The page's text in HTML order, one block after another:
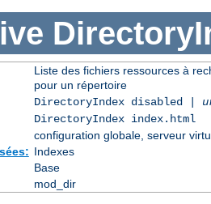
Liste des fichiers ressources à
pour un répertoire
DirectoryIndex disabled |
DirectoryIndex index.html
configuration globale, serveur
Indexes
Base
mod_dir